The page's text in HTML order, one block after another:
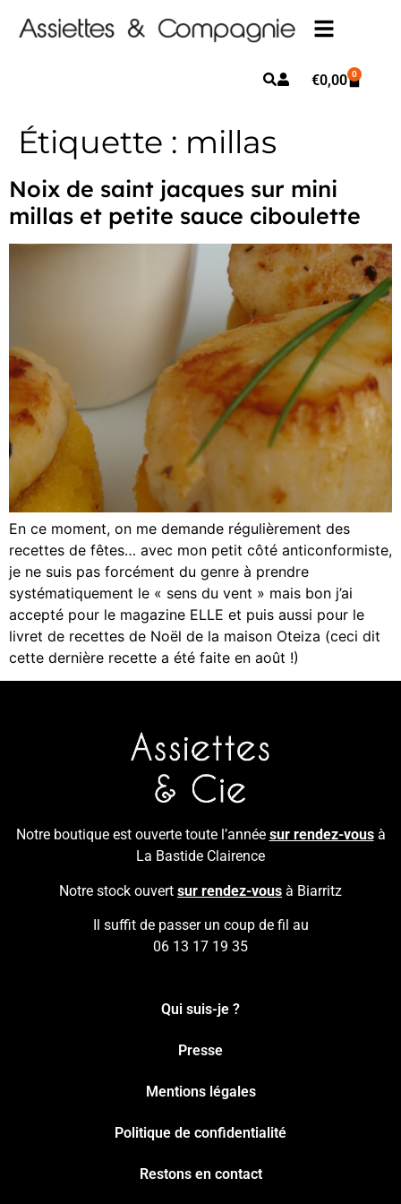
€0,00 0
Étiquette : millas
Noix de saint jacques sur mini
millas et petite sauce ciboulette
En ce moment, on me demande régulièrement des
recettes de fêtes… avec mon petit côté anticonformiste,
je ne suis pas forcément du genre à prendre
systématiquement le « sens du vent » mais bon j’ai
accepté pour le magazine ELLE et puis aussi pour le
livret de recettes de Noël de la maison Oteiza (ceci dit
cette dernière recette a été faite en août !)
Notre boutique est ouverte toute l’année sur rendez-vousà
La Bastide Clairence
Notre stock ouvert sur rendez-vous à Biarritz
Il suffit de passer un coup de fil au
06 13 17 19 35
Qui suis-je ?
Presse
Mentions légales
Politique de confidentialité
Restons en contact